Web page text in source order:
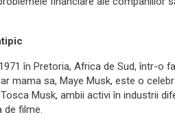
în Pretoria, Africa de Sud, într-o
mama sa, Maye Musk, este o
Musk, ambii activi în industrii
de filme.